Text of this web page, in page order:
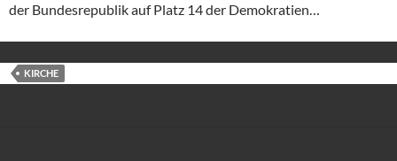
der Bundesrepublik auf Platz 14 der Demokratien…
KIRCHE